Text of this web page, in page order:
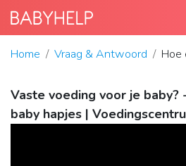
Home Vraag & Antwoord Hoe
Vaste voeding voor je
baby hapjes |